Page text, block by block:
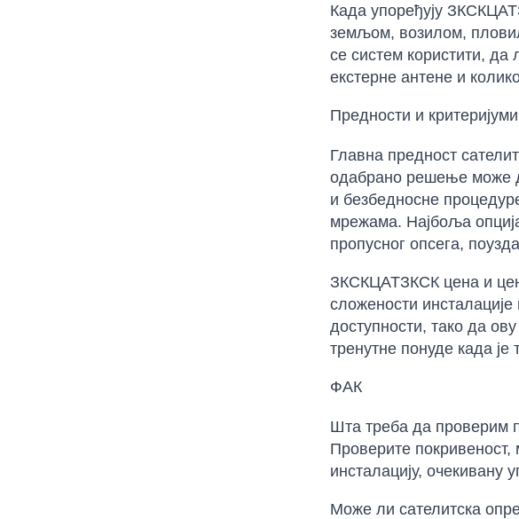
Када упоређују
земљом, возилом,
се систем користити, да
екстерне антене и
Предности и
Главна предност
одабрано решење може
и безбедносне
мрежама. Најбоља
пропусног опсега,
ЗКСКЦАТЗКСК цена и
сложености
доступности, тако да
тренутне понуде када је
ФАК
Шта треба да проверим
Проверите
инсталацију, очекивану
Може ли сателитска